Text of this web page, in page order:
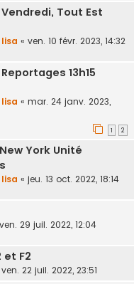
Vendredi, Tout Est
« ven. 10 févr. 2023, 14:32
13h15
« mar. 24 janv. 2023,
1 2
York Unité
« jeu. 13 oct. 2022, 18:14
ven. 29 juil. 2022, 12:04
et F2
ven. 22 juil. 2022, 23:51